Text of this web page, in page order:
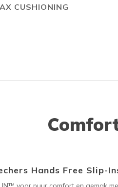
CUSHIONING
Hands Free Slip-